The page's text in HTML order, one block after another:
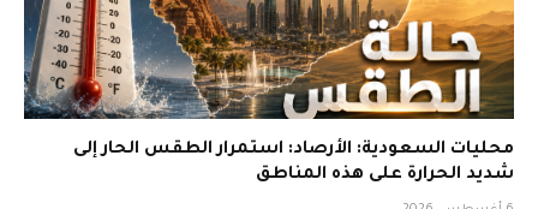
محليات السعودية: الأرصاد: استمرار الطقس الحار إلى
شديد الحرارة على هذه المناطق